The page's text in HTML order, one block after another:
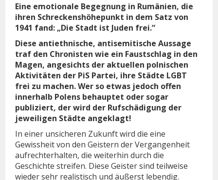
Eine emotionale Begegnung in Rumänien, die
ihren Schreckenshöhepunkt in dem Satz von
1941 fand: „Die Stadt ist Juden frei.“
Diese antiethnische, antisemitische Aussage
traf den Chronisten wie ein Faustschlag in den
Magen, angesichts der aktuellen polnischen
Aktivitäten der PiS Partei, ihre Städte LGBT
frei zu machen. Wer so etwas jedoch offen
innerhalb Polens behauptet oder sogar
publiziert, der wird der Rufschädigung der
jeweiligen Städte angeklagt!
In einer unsicheren Zukunft wird die eine
Gewissheit von den Geistern der Vergangenheit
aufrechterhalten, die weiterhin durch die
Geschichte streifen. Diese Geister sind teilweise
wieder sehr realistisch und äußerst lebendig.